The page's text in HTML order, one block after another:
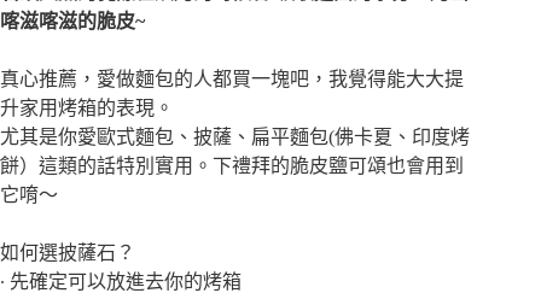
喀滋喀滋的脆皮~
真心推薦，愛做麵包的人都買一塊吧，我覺得能大大提
升家用烤箱的表現。
尤其是你愛歐式麵包、披薩、扁平麵包(佛卡夏、印度烤
餅）這類的話特別實用。下禮拜的脆皮鹽可頌也會用到
它唷～
如何選披薩石？
∙ 先確定可以放進去你的烤箱